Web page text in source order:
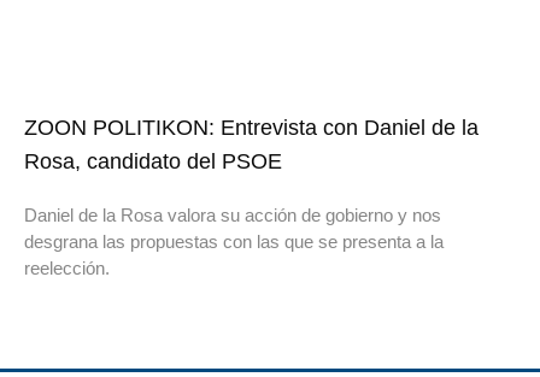
ZOON POLITIKON: Entrevista con Daniel de la
Rosa, candidato del PSOE
Daniel de la Rosa valora su acción de gobierno y nos
desgrana las propuestas con las que se presenta a la
reelección.